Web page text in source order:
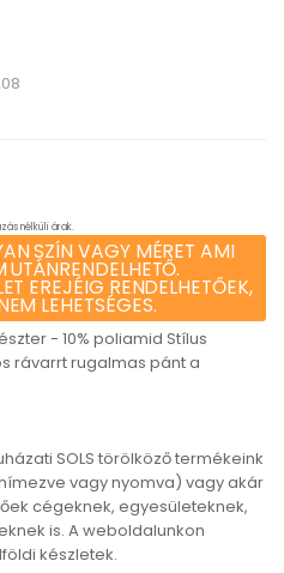
nélküli árak.
SZÍN VAGY MÉRET AMI
UTÁNRENDELHETŐ.
EREJÉIG RENDELHETŐEK,
LEHETSÉGES.
- 10% poliamid Stílus
rávarrt rugalmas pánt a
SOLS törölköző termékeink
vagy nyomva) vagy akár
cégeknek, egyesületeknek,
is. A weboldalunkon
készletek.